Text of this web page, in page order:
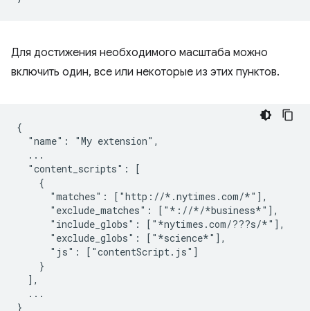
Для достижения необходимого масштаба можно
включить один, все или некоторые из этих пунктов.
{
  "name": "My extension",
  ...
  "content_scripts": [
    {
      "matches": ["http://*.nytimes.com/*"],
      "exclude_matches": ["*://*/*business*"],
      "include_globs": ["*nytimes.com/???s/*"],
      "exclude_globs": ["*science*"],
      "js": ["contentScript.js"]
    }
  ],
  ...